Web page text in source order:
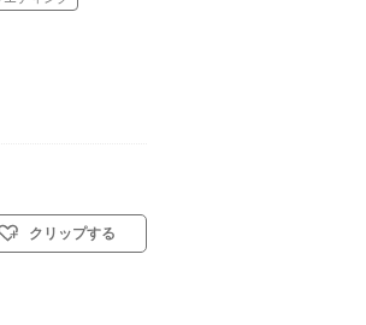
前式
クリップする